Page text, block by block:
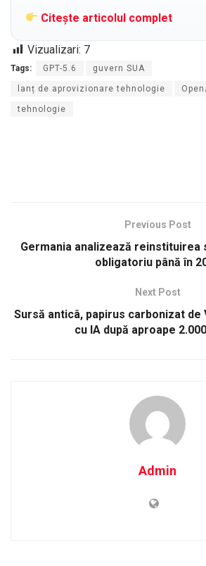
Citește articolul complet
Vizualizari: 7
Tags: GPT-5.6 guvern SUA
lanț de aprovizionare tehnologie
tehnologie
Previous Post
Germania analizează reinstituirea
obligatoriu până în
Next Post
Sursă anticâ, papirus carbonizat
cu IA după aproape
Admin